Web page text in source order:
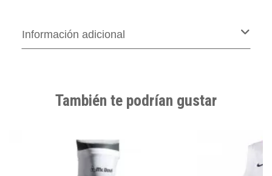
Información adicional
También te podrían gustar